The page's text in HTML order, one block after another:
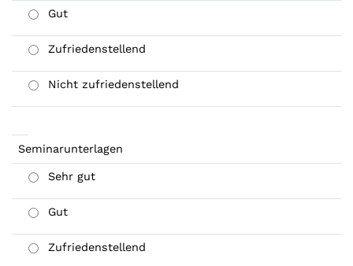
Gut
Zufriedenstellend
Nicht zufriedenstellend
Seminarunterlagen
Sehr gut
Gut
Zufriedenstellend